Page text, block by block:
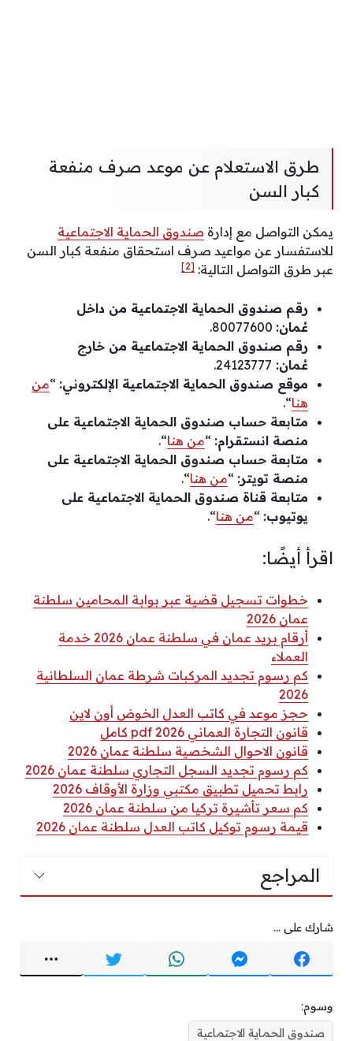
طرق الاستعلام عن موعد صرف منفعة
كبار السن
يمكن التواصل مع إدارة صندوق الحماية الاجتماعية
للاستفسار عن مواعيد صرف استحقاق منفعة كبار السن
عبر طرق التواصل التالية: [2]
رقم صندوق الحماية الاجتماعية من داخل
عُمان:
رقم صندوق الحماية الاجتماعية من خارج
عُمان: 24123777.
موقع صندوق الحماية الاجتماعية الإلكتروني: “من
هنا“.
متابعة حساب صندوق الحماية الاجتماعية على
منصة انستقرام: “من هنا“.
متابعة حساب صندوق الحماية الاجتماعية على
منصة تويتر: “من هنا“.
متابعة قناة صندوق الحماية الاجتماعية على
يوتيوب: “من هنا“.
اقرأ أيضًا:
خطوات تسجيل قضية عبر بوابة المحامين سلطنة
عمان 2026
أرقام بريد عمان في سلطنة عمان 2026 خدمة
العملاء
كم رسوم تجديد المركبات شرطة عمان السلطانية
2026
حجز موعد في كاتب العدل الخوض أون لاين
قانون التجارة العماني 2026 pdf كامل
قانون الاحوال الشخصية سلطنة عمان 2026
كم رسوم تجديد السجل التجاري سلطنة عمان 2026
رابط تحميل تطبيق مكتبي وزارة الأوقاف 2026
كم سعر تأشيرة تركيا من سلطنة عمان 2026
قيمة رسوم توكيل كاتب العدل سلطنة عمان 2026
المراجع
شارك على ...
وسوم:
صندوق الحماية الاجتماعية